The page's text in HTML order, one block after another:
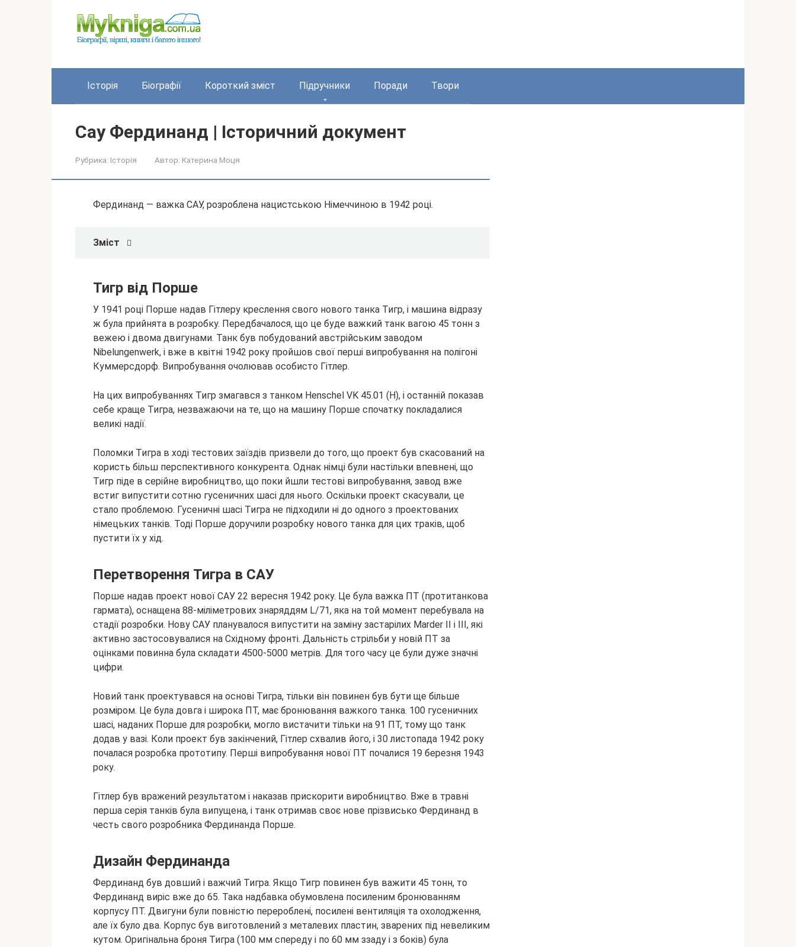
Історія Біографії Короткий зміст Підручники Поради Твори
Сау Фердинанд | Історичний документ
Рубрика: Історія Автор: Катерина Моця
Фердинанд — важка САУ, розроблена нацистською Німеччиною в 1942 році.
Зміст
Тигр від Порше
У 1941 році Порше надав Гітлеру креслення свого нового танка Тигр, і машина відразу
ж була прийнята в розробку. Передбачалося, що це буде важкий танк вагою 45 тонн з
вежею і двома двигунами. Танк був побудований австрійським заводом
Nibelungenwerk, і вже в квітні 1942 року пройшов свої перші випробування на полігоні
Куммерсдорф. Випробування очолював особисто Гітлер.
На цих випробуваннях Тигр змагався з танком Henschel VK 45.01 (H), і останній показав
себе краще Тигра, незважаючи на те, що на машину Порше спочатку покладалися
великі надії.
Поломки Тигра в ході тестових заїздів призвели до того, що проект був скасований на
користь більш перспективного конкурента. Однак німці були настільки впевнені, що
Тигр піде в серійне виробництво, що поки йшли тестові випробування, завод вже
встиг випустити сотню гусеничних шасі для нього. Оскільки проект скасували, це
стало проблемою. Гусеничні шасі Тигра не підходили ні до одного з проектованих
німецьких танків. Тоді Порше доручили розробку нового танка для цих траків, щоб
пустити їх у хід.
Перетворення Тигра в САУ
Порше надав проект нової САУ 22 вересня 1942 року. Це була важка ПТ (протитанкова
гармата), оснащена 88-міліметрових знаряддям L/71, яка на той момент перебувала на
стадії розробки. Нову САУ планувалося випустити на заміну застарілих Marder II і III, які
активно застосовувалися на Східному фронті. Дальність стрільби у новій ПТ за
оцінками повинна була складати 4500-5000 метрів. Для того часу це були дуже значні
цифри.
Новий танк проектувався на основі Тигра, тільки він повинен був бути ще більше
розміром. Це була довга і широка ПТ, має бронювання важкого танка. 100 гусеничних
шасі, наданих Порше для розробки, могло вистачити тільки на 91 ПТ, тому що танк
додав у вазі. Коли проект був закінчений, Гітлер схвалив його, і 30 листопада 1942 року
почалася розробка прототипу. Перші випробування нової ПТ почалися 19 березня 1943
року.
Гітлер був вражений результатом і наказав прискорити виробництво. Вже в травні
перша серія танків була випущена, і танк отримав своє нове прізвисько Фердинанд в
честь свого розробника Фердинанда Порше.
Дизайн Фердинанда
Фердинанд був довший і важчий Тигра. Якщо Тигр повинен був важити 45 тонн, то
Фердинанд виріс вже до 65. Така надбавка обумовлена посиленим бронюванням
корпусу ПТ. Двигуни були повністю перероблені, посилені вентиляція та охолодження,
але їх було два. Корпус був виготовлений з металевих пластин, зварених під невеликим
кутом. Оригінальна броня Тигра (100 мм спереду і по 60 мм ззаду і з боків) була